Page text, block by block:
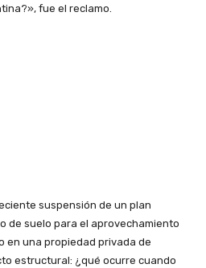
fue el reclamo.
suspensión de un plan
de suelo para el aprovechamiento
en una propiedad privada de
estructural: ¿qué ocurre cuando